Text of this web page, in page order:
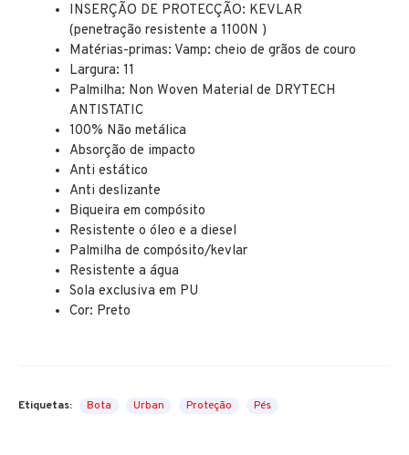
INSERÇÃO DE PROTECÇÃO: KEVLAR
(penetração resistente a 1100N )
Matérias-primas: Vamp: cheio de grãos de couro
Largura: 11
Palmilha: Non Woven Material de DRYTECH
ANTISTATIC
100% Não metálica
Absorção de impacto
Anti estático
Anti deslizante
Biqueira em compósito
Resistente o óleo e a diesel
Palmilha de compósito/kevlar
Resistente a água
Sola exclusiva em PU
Cor: Preto
Etiquetas: Bota Urban Proteção Pés